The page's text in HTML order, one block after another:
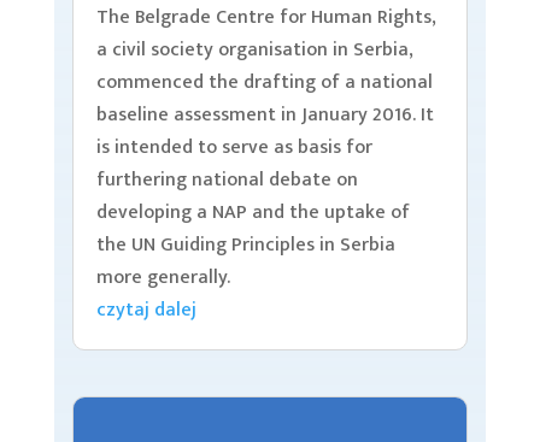
The Belgrade Centre for Human Rights,
a civil society organisation in Serbia,
commenced the drafting of a national
baseline assessment in January 2016. It
is intended to serve as basis for
furthering national debate on
developing a NAP and the uptake of
the UN Guiding Principles in Serbia
more generally.
czytaj dalej